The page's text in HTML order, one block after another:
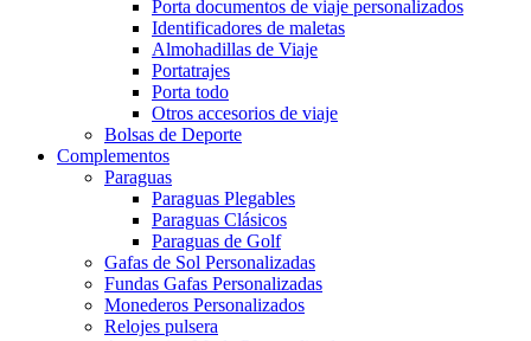
Porta documentos de viaje personalizados
Identificadores de maletas
Almohadillas de Viaje
Portatrajes
Porta todo
Otros accesorios de viaje
Bolsas de Deporte
Complementos
Paraguas
Paraguas Plegables
Paraguas Clásicos
Paraguas de Golf
Gafas de Sol Personalizadas
Fundas Gafas Personalizadas
Monederos Personalizados
Relojes pulsera